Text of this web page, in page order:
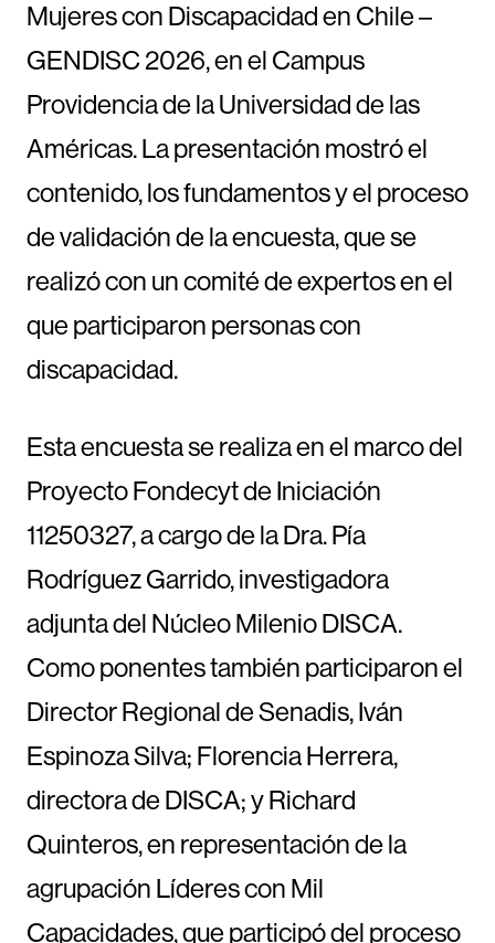
Mujeres con Discapacidad en Chile –
GENDISC 2026, en el Campus
Providencia de la Universidad de las
Américas. La presentación mostró el
contenido, los fundamentos y el proceso
de validación de la encuesta, que se
realizó con un comité de expertos en el
que participaron personas con
discapacidad.
Esta encuesta se realiza en el marco del
Proyecto Fondecyt de Iniciación
11250327, a cargo de la Dra. Pía
Rodríguez Garrido, investigadora
adjunta del Núcleo Milenio DISCA.
Como ponentes también participaron el
Director Regional de Senadis, Iván
Espinoza Silva; Florencia Herrera,
directora de DISCA; y Richard
Quinteros, en representación de la
agrupación Líderes con Mil
Capacidades, que participó del proceso